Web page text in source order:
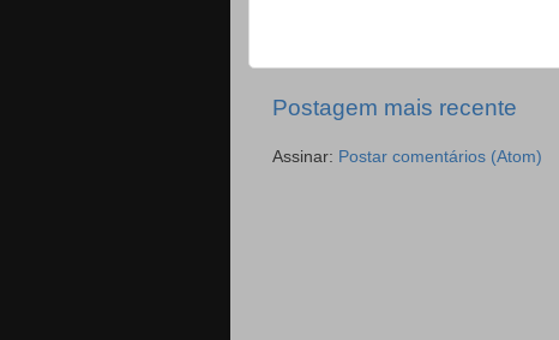
Postagem mais recente
Assinar: Postar comentários (Atom)